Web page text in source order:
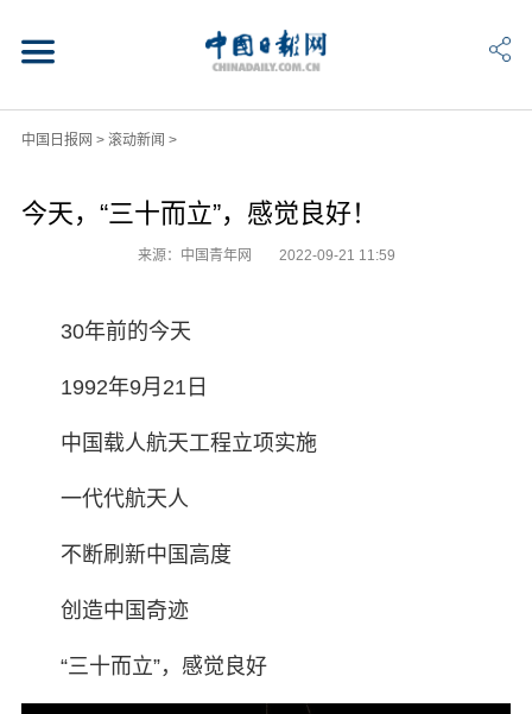
中国日报网 > 滚动新闻 >
今天，“三十而立”，感觉良好！
来源：中国青年网 2022-09-21 11:59
30年前的今天
1992年9月21日
中国载人航天工程立项实施
一代代航天人
不断刷新中国高度
创造中国奇迹
“三十而立”，感觉良好